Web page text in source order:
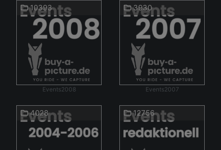
10393
Events2008
3930
Events2007
4028 12756